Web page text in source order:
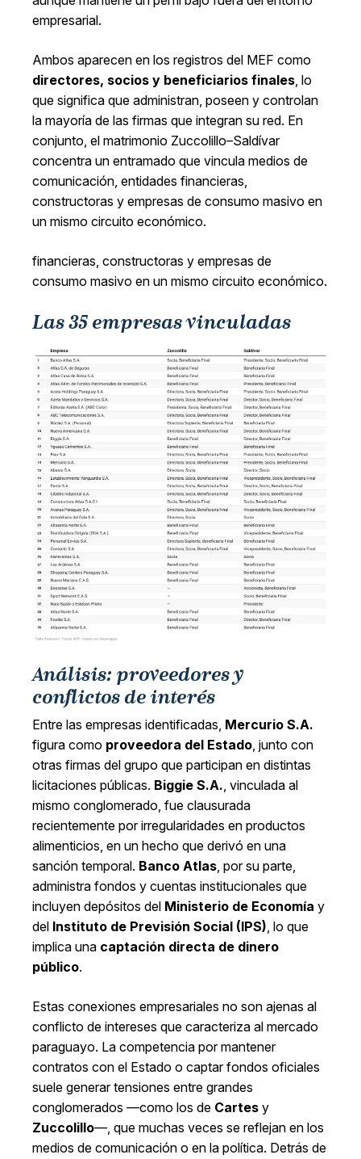
empresarial.
Ambos aparecen en los registros del MEF como
directores, socios y beneficiarios finales, lo
que significa que administran, poseen y controlan
la mayoría de las firmas que integran su red. En
conjunto, el matrimonio Zuccolillo–Saldívar
concentra un entramado que vincula medios de
comunicación, entidades financieras,
constructoras y empresas de consumo masivo en
un mismo circuito económico.
financieras, constructoras y empresas de
consumo masivo en un mismo circuito económico.
Las 35 empresas vinculadas
Análisis: proveedores y
conflictos de interés
Entre las empresas identificadas, Mercurio S.A.
figura como proveedora del Estado, junto con
otras firmas del grupo que participan en distintas
licitaciones públicas. Biggie S.A., vinculada al
mismo conglomerado, fue clausurada
recientemente por irregularidades en productos
alimenticios, en un hecho que derivó en una
sanción temporal. Banco Atlas, por su parte,
administra fondos y cuentas institucionales que
incluyen depósitos del Ministerio de Economía y
del Instituto de Previsión Social (IPS), lo que
implica una captación directa de dinero
público.
Estas conexiones empresariales no son ajenas al
conflicto de intereses que caracteriza al mercado
paraguayo. La competencia por mantener
contratos con el Estado o captar fondos oficiales
suele generar tensiones entre grandes
conglomerados —como los de Cartes y
Zuccolillo—, que muchas veces se reflejan en los
medios de comunicación o en la política. Detrás de